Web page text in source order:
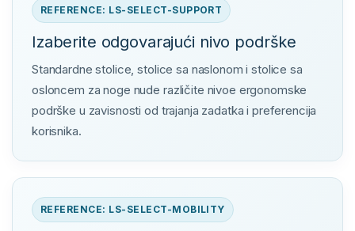
REFERENCE: LS-SELECT-SUPPORT
Izaberite odgovarajući nivo podrške
Standardne stolice, stolice sa naslonom i stolice sa
osloncem za noge nude različite nivoe ergonomske
podrške u zavisnosti od trajanja zadatka i preferencija
korisnika.
REFERENCE: LS-SELECT-MOBILITY